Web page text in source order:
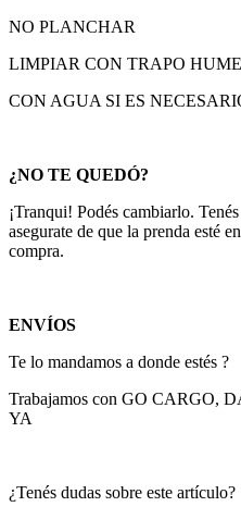
NO PLANCHAR
LIMPIAR CON TRAPO
CON AGUA SI ES
¿NO TE QUEDÓ?
¡Tranqui! Podés cambiarlo.
asegurate de que la prenda esté
compra.
ENVÍOS
Te lo mandamos a donde estés ?
Trabajamos con GO CARGO,
YA
¿Tenés dudas sobre este artículo?